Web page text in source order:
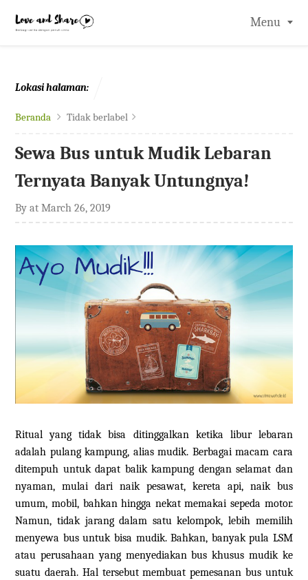
Menu
Lokasi halaman:
Beranda Tidak berlabel
Sewa Bus untuk Mudik Lebaran
Ternyata Banyak Untungnya!
ByatMarch 26, 2019
Ritual yang tidak bisa ditinggalkan ketika libur lebaran
adalah pulang kampung, alias mudik. Berbagai macam cara
ditempuh untuk dapat balik kampung dengan selamat dan
nyaman, mulai dari naik pesawat, kereta api, naik bus
umum, mobil, bahkan hingga nekat memakai sepeda motor.
Namun, tidak jarang dalam satu kelompok, lebih memilih
menyewa bus untuk bisa mudik. Bahkan, banyak pula LSM
atau perusahaan yang menyediakan bus khusus mudik ke
suatu daerah. Hal tersebut membuat pemesanan bus untuk